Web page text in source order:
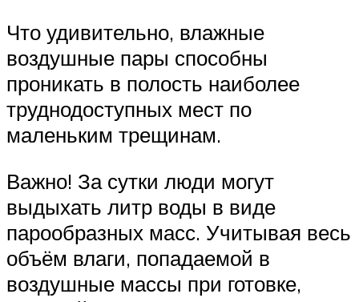
Что удивительно, влажные
воздушные пары способны
проникать в полость наиболее
труднодоступных мест по
маленьким трещинам.
Важно! За сутки люди могут
выдыхать литр воды в виде
парообразных масс. Учитывая весь
объём влаги, попадаемой в
воздушные массы при готовке,